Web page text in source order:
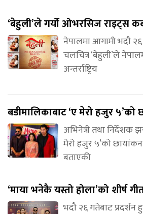
‘बेहुली’ले गर्यो ओभरसिज राइट्स
नेपालमा आगामी भदौ
चलचित्र ‘बेहुली’ले
अन्तर्राष्ट्रिय
बडीमालिकाबाट ‘ए मेरो हजुर
अभिनेत्री तथा निर्देशक
मेरो हजुर ५’को
बताएकी
‘माया भनेकै यस्तो होला’को शीर्ष
भदौ २६ गतेबाट प्रदर्शन